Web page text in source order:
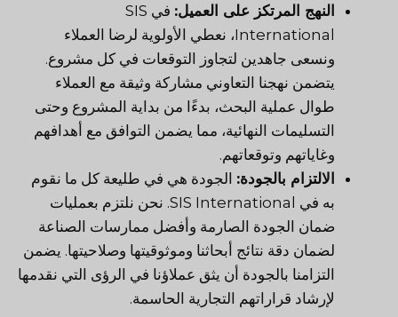
النهج المرتكز على العميل:
في SIS
International، نعطي الأولوية لرضا العملاء
ونسعى جاهدين لتجاوز التوقعات في كل مشروع.
يتضمن نهجنا التعاوني مشاركة وثيقة مع العملاء
طوال عملية البحث، بدءًا من بداية المشروع وحتى
التسليمات النهائية، مما يضمن التوافق مع أهدافهم
وغاياتهم وتوقعاتهم.
الالتزام بالجودة: الجودة هي في طليعة كل ما نقوم
به في SIS International. نحن نلتزم بعمليات
ضمان الجودة الصارمة وأفضل ممارسات الصناعة
لضمان دقة نتائج أبحاثنا وموثوقيتها وصلاحيتها. يضمن
التزامنا بالجودة أن يثق عملاؤنا في الرؤى التي نقدمها
لإرشاد قراراتهم التجارية الحاسمة.